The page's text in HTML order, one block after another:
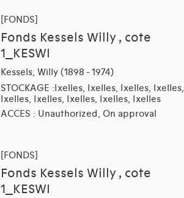
[FONDS]
Fonds Kessels Willy , cote
1_KESWI
Kessels, Willy (1898 - 1974)
STOCKAGE :Ixelles, Ixelles, Ixelles, Ixelles,
Ixelles, Ixelles, Ixelles, Ixelles, Ixelles
ACCES : Unauthorized, On approval
[FONDS]
Fonds Kessels Willy , cote
1_KESWI